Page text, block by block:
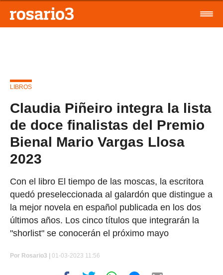
LIBROS
Claudia Piñeiro integra la lista
de doce finalistas del Premio
Bienal Mario Vargas Llosa
2023
Con el libro El tiempo de las moscas, la escritora
quedó preseleccionada al galardón que distingue a
la mejor novela en español publicada en los dos
últimos años. Los cinco títulos que integrarán la
"shorlist" se conocerán el próximo mayo
Por Rosario3 | 01-03-2023 11:56